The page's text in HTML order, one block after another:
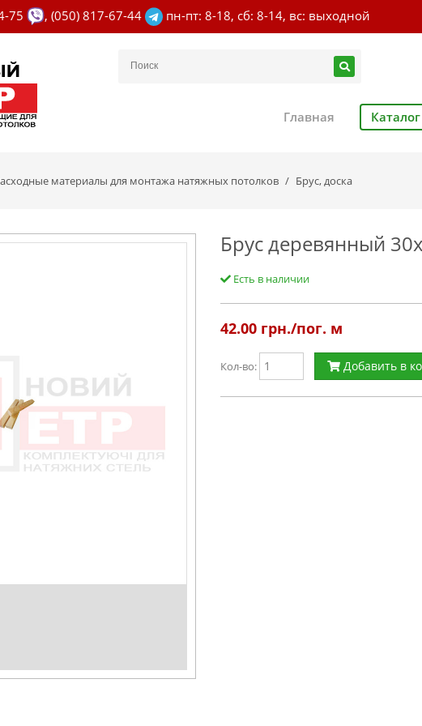
75 , (050) 817-67-44 пн-пт: 8-18, сб: 8-14, вс: выходной
Главная
материалы для монтажа натяжных потолков Брус, доска
Брус деревянный
Есть в наличии
42.00 грн./пог. м
Кол-во: Добавить в